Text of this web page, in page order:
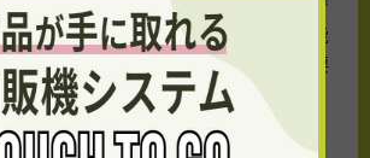
の多くは標準装備が換気ファンのみで
め、温度管理が必要な場合は冷蔵機能
ぶか、設置場所の環境を考慮する必要
不備は食中毒などのリスクにつながる